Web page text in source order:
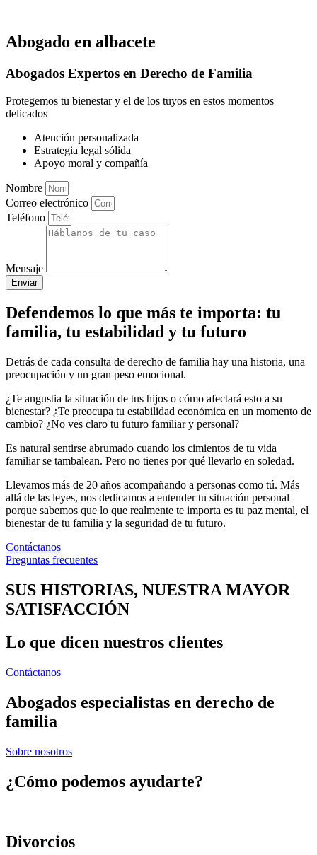
Abogado en albacete
Abogados Expertos en Derecho de Familia
Protegemos tu bienestar y el de los tuyos en estos momentos
delicados
Atención personalizada
Estrategia legal sólida
Apoyo moral y compañía
Nombre
Correo electrónico
Teléfono
Mensaje
Enviar
Defendemos lo que más te importa: tu
familia, tu estabilidad y tu futuro​
Detrás de cada consulta de derecho de familia hay una historia, una
preocupación y un gran peso emocional.
¿Te angustia la situación de tus hijos o cómo afectará esto a su
bienestar? ¿Te preocupa tu estabilidad económica en un momento de
cambio? ¿No ves claro tu futuro familiar y personal?
Es natural sentirse abrumado cuando los cimientos de tu vida
familiar se tambalean. Pero no tienes por qué llevarlo en soledad.
Llevamos más de 20 años acompañando a personas como tú. Más
allá de las leyes, nos dedicamos a entender tu situación personal
porque sabemos que lo que realmente te importa es tu paz mental, el
bienestar de tu familia y la seguridad de tu futuro.
Contáctanos
Preguntas frecuentes
SUS HISTORIAS, NUESTRA MAYOR
SATISFACCIÓN
Lo que dicen nuestros clientes
Contáctanos
Abogados especialistas en derecho de
familia
Sobre nosotros
¿Cómo podemos ayudarte?
Divorcios